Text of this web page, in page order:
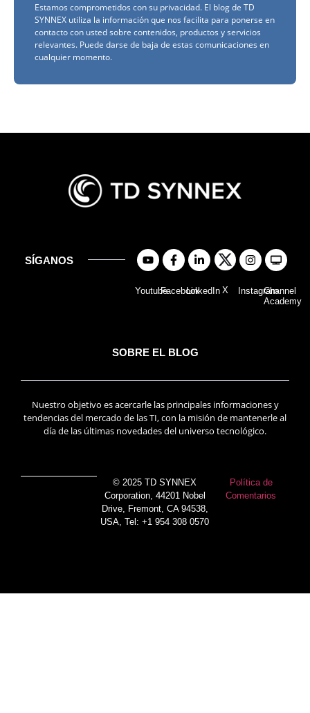
Estamos comprometidos con su privacidad. El blog de TD
SYNNEX utiliza la información que nos facilita para ponerse en
contacto con usted sobre contenidos, productos y servicios
relevantes. Puede darse de baja de estas comunicaciones en
cualquier momento.
SÍGANOS
YoutubeFacebookLinkedIn X InstagramChannel
Academy
SOBRE EL BLOG
Nuestro objetivo es acercarle las principales informaciones y
tendencias del mercado de las TI, con la misión de mantenerle al
día de las últimas novedades del universo tecnológico.
© 2025 TD SYNNEX
Corporation, 44201 Nobel
Drive, Fremont, CA 94538,
USA, Tel: +1 954 308 0570
Política de
Comentarios